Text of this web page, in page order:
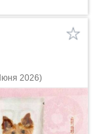
2026)